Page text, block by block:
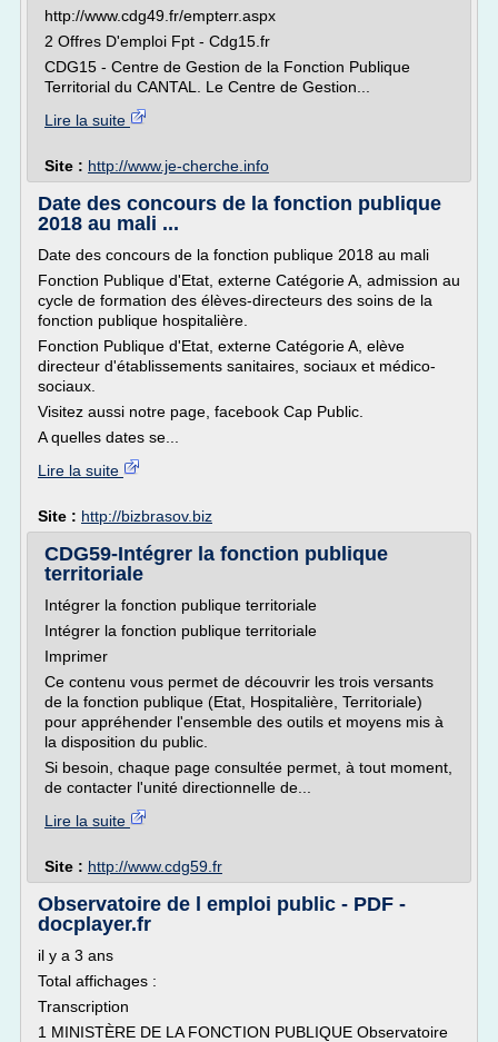
http://www.cdg49.fr/empterr.aspx
2 Offres D'emploi Fpt - Cdg15.fr
CDG15 - Centre de Gestion de la Fonction Publique
Territorial du CANTAL. Le Centre de Gestion...
Lire la suite
Site : http://www.je-cherche.info
Date des concours de la fonction publique
2018 au mali ...
Date des concours de la fonction publique 2018 au mali
Fonction Publique d'Etat, externe Catégorie A, admission au
cycle de formation des élèves-directeurs des soins de la
fonction publique hospitalière.
Fonction Publique d'Etat, externe Catégorie A, elève
directeur d'établissements sanitaires, sociaux et médico-
sociaux.
Visitez aussi notre page, facebook Cap Public.
A quelles dates se...
Lire la suite
Site : http://bizbrasov.biz
CDG59-Intégrer la fonction publique
territoriale
Intégrer la fonction publique territoriale
Intégrer la fonction publique territoriale
Imprimer
Ce contenu vous permet de découvrir les trois versants
de la fonction publique (Etat, Hospitalière, Territoriale)
pour appréhender l'ensemble des outils et moyens mis à
la disposition du public.
Si besoin, chaque page consultée permet, à tout moment,
de contacter l'unité directionnelle de...
Lire la suite
Site : http://www.cdg59.fr
Observatoire de l emploi public - PDF -
docplayer.fr
il y a 3 ans
Total affichages :
Transcription
1 MINISTÈRE DE LA FONCTION PUBLIQUE Observatoire